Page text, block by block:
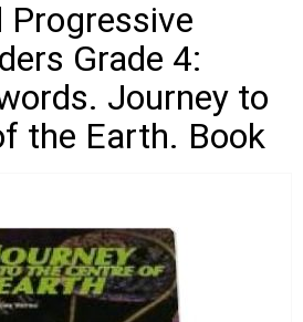
Progressive
Grade 4:
Journey to
the Earth. Book